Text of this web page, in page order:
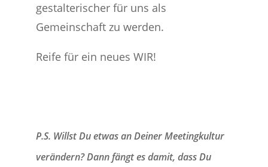
gestalterischer für uns als
Gemeinschaft zu werden.
Reife für ein neues WIR!
P.S. Willst Du etwas an Deiner Meetingkultur
verändern? Dann fängt es damit, dass Du